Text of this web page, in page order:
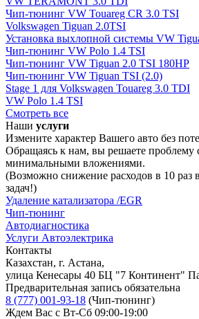
Чип-тюнинг VW Touareg CR 3.0 TSI
Volkswagen Tiguan 2.0TSI
Установка выхлопной системы VW
Чип-тюнинг VW Polo 1.4 TSI
Чип-тюнинг VW Tiguan 2.0 TSI 180HP
Чип-тюнинг VW Tiguan TSI (2.0)
Stage 1 для Volkswagen Touareg 3.0 TDI
VW Polo 1.4 TSI
Смотреть все
Наши услуги
Измените характер Вашего авто без
Обращаясь к нам, вы решаете проблему
минимальными вложениями.
(Возможно снижение расходов в 10 раз
задач!)
Удаление катализатора /EGR
Чип-тюнинг
Автодиагностика
Услуги Автоэлектрика
Контакты
Казахстан, г. Астана,
улица Кенесары 40 БЦ "7 Континент"
Предварительная запись обязательна
8 (777) 001-93-18 (Чип-тюнинг)
Ждем Вас с Вт-Сб 09:00-19:00